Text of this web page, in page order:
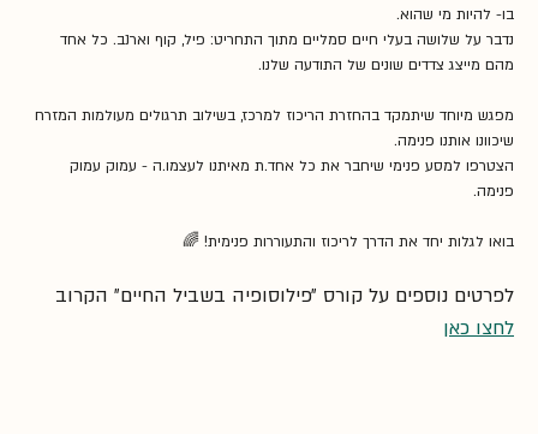
בו- להיות מי שהוא.
נדבר על שלושה בעלי חיים סמליים מתוך התחריט: פיל, קוף וארנב. כל אחד
מהם מייצג צדדים שונים של התודעה שלנו.
מפגש מיוחד שיתמקד בהחזרת הריכוז למרכז, בשילוב תרגולים מעולמות המזרח
שיכוונו אותנו פנימה.
הצטרפו למסע פנימי שיחבר את כל אחד.ת מאיתנו לעצמו.ה - עמוק עמוק
פנימה.
בואו לגלות יחד את הדרך לריכוז והתעוררות פנימית! 🌈
לפרטים נוספים על קורס ״פילוסופיה בשביל החיים״ הקרוב
לחצו כאן